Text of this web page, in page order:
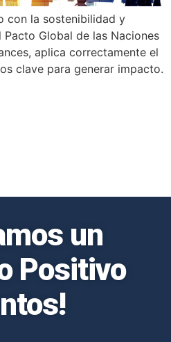
con la sostenibilidad y
Global de las Naciones
aplica correctamente el
clave para generar impacto.
un
Positivo